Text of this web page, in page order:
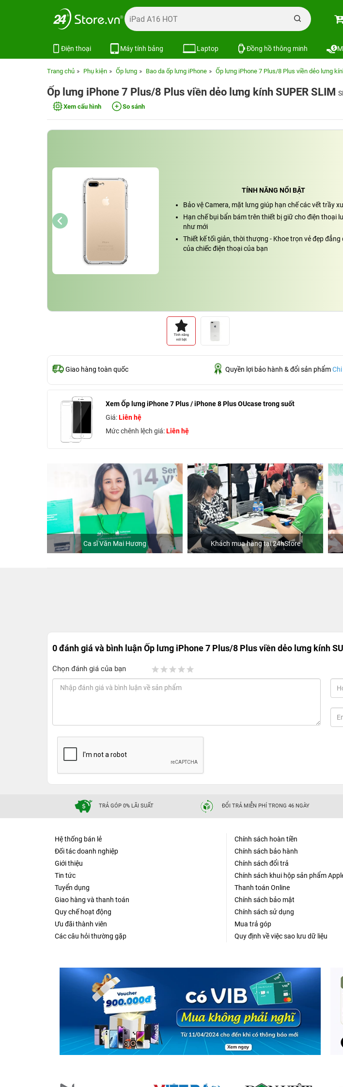
Điện thoại Máy tính bảng Laptop Đồng hồ thông minh
Trang chủ Phụ kiện Ốp lưng Bao da ốp lưng iPhone Ốp lưng iPhone 7 Plus/8 Plus viền dẻo lưng
Ốp lưng iPhone 7 Plus/8 Plus viền dẻo lưng kính SUPER SLIM
Xem cấu hình So sánh
TÍNH NĂNG NỔI BẬT
Bảo vệ Camera, mặt lưng giúp hạn chế các vết trầy
Hạn chế bụi bẩn bám trên thiết bị giữ cho điện thoại
như mới
Thiết kế tối giản, thời thượng - Khoe trọn vẻ đẹp đẳng
của chiếc điện thoại của bạn
Giao hàng toàn quốc Quyền lợi bảo hành & đổi sản phẩm
Xem Ốp lưng iPhone 7 Plus / iPhone 8 Plus OUcase trong suốt
Giá:Liên hệ
Mức chênh lệch giá:Liên hệ
Ca sĩ Văn Mai Hương Khách mua hàng tại 24hStore
0 đánh giá và bình luậnỐp lưng iPhone 7 Plus/8 Plus viền dẻo lưng kính
Chọn đánh giá của bạn
TRẢ GÓP 0% LÃI SUẤT ĐỔI TRẢ MIỄN PHÍ TRONG 46 NGÀY
Hệ thống bán lẻ
Đối tác doanh nghiệp
Giới thiệu
Tin tức
Tuyển dụng
Giao hàng và thanh toán
Quy chế hoạt động
Ưu đãi thành viên
Các câu hỏi thường gặp
Chính sách hoàn tiền
Chính sách bảo hành
Chính sách đổi trả
Chính sách khui hộp sản phẩm
Thanh toán Online
Chính sách bảo mật
Chính sách sử dụng
Mua trả góp
Quy định về việc sao lưu dữ liệu